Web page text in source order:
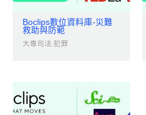
Boclips數位資料庫-災難
救助與防範
大專司法.犯罪